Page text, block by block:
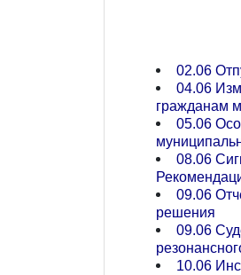
02.06
04.06
гражданам
05.06
08.06
09.06
решения
09.06
10.06